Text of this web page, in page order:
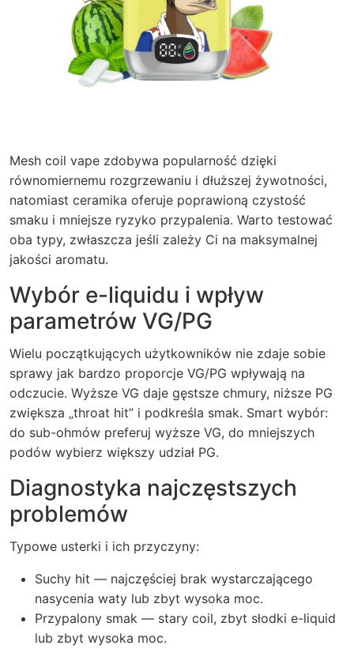
Mesh coil vape zdobywa popularność dzięki
równomiernemu rozgrzewaniu i dłuższej żywotności,
natomiast ceramika oferuje poprawioną czystość
smaku i mniejsze ryzyko przypalenia. Warto testować
oba typy, zwłaszcza jeśli zależy Ci na maksymalnej
jakości aromatu.
Wybór e-liquidu i wpływ
parametrów VG/PG
Wielu początkujących użytkowników nie zdaje sobie
sprawy jak bardzo proporcje VG/PG wpływają na
odczucie. Wyższe VG daje gęstsze chmury, niższe PG
zwiększa „throat hit” i podkreśla smak. Smart wybór:
do sub-ohmów preferuj wyższe VG, do mniejszych
podów wybierz większy udział PG.
Diagnostyka najczęstszych
problemów
Typowe usterki i ich przyczyny:
Suchy hit — najczęściej brak wystarczającego
nasycenia waty lub zbyt wysoka moc.
Przypalony smak — stary coil, zbyt słodki e-liquid
lub zbyt wysoka moc.